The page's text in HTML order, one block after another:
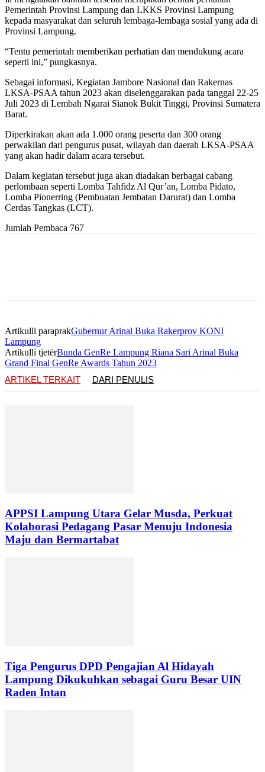
Pemerintah Provinsi Lampung dan LKKS Provinsi Lampung
kepada masyarakat dan seluruh lembaga-lembaga sosial yang ada di
Provinsi Lampung.
“Tentu pemerintah memberikan perhatian dan mendukung acara
seperti ini,” pungkasnya.
Sebagai informasi, Kegiatan Jambore Nasional dan Rakernas
LKSA-PSAA tahun 2023 akan diselenggarakan pada tanggal 22-25
Juli 2023 di Lembah Ngarai Sianok Bukit Tinggi, Provinsi Sumatera
Barat.
Diperkirakan akan ada 1.000 orang peserta dan 300 orang
perwakilan dari pengurus pusat, wilayah dan daerah LKSA-PSAA
yang akan hadir dalam acara tersebut.
Dalam kegiatan tersebut juga akan diadakan berbagai cabang
perlombaan seperti Lomba Tahfidz Al Qur’an, Lomba Pidato,
Lomba Pionerring (Pembuatan Jembatan Darurat) dan Lomba
Cerdas Tangkas (LCT).
Jumlah Pembaca 767
Artikulli paraprakGubernur Arinal Buka Rakerprov KONI
Lampung
Artikulli tjetërBunda GenRe Lampung Riana Sari Arinal Buka
Grand Final GenRe Awards Tahun 2023
ARTIKEL TERKAIT
DARI PENULIS
APPSI Lampung Utara Gelar Musda, Perkuat
Kolaborasi Pedagang Pasar Menuju Indonesia
Maju dan Bermartabat
Tiga Pengurus DPD Pengajian Al Hidayah
Lampung Dikukuhkan sebagai Guru Besar UIN
Raden Intan